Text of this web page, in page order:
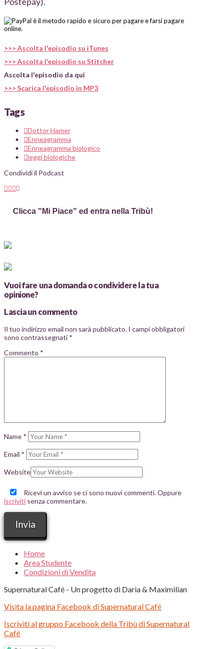
>>> Ascolta l'episodio su iTunes
>>> Ascolta l'episodio su Stitcher
Ascolta l'episodio da qui
>>> Scarica l'episodio in MP3
Tags
Dottor Hamer
Enneagramma
Enneagramma biologico
leggi biologiche
Condividi il Podcast
Clicca "Mi Piace" ed entra nella Tribù!
Vuoi fare una domanda o condividere la tua
opinione?
Lascia un commento
Il tuo indirizzo email non sarà pubblicato. I campi obbligatori
sono contrassegnati *
Commento *
Name *
Email *
Website
Ricevi un avviso se ci sono nuovi commenti. Oppure
iscriviti senza commentare.
Home
Area Studente
Condizioni di Vendita
Supernatural Café - Un progetto di Daria & Maximilian
Visita la pagina Facebook di Supernatural Café
Iscriviti al gruppo Facebook della Tribù di Supernatural
Café